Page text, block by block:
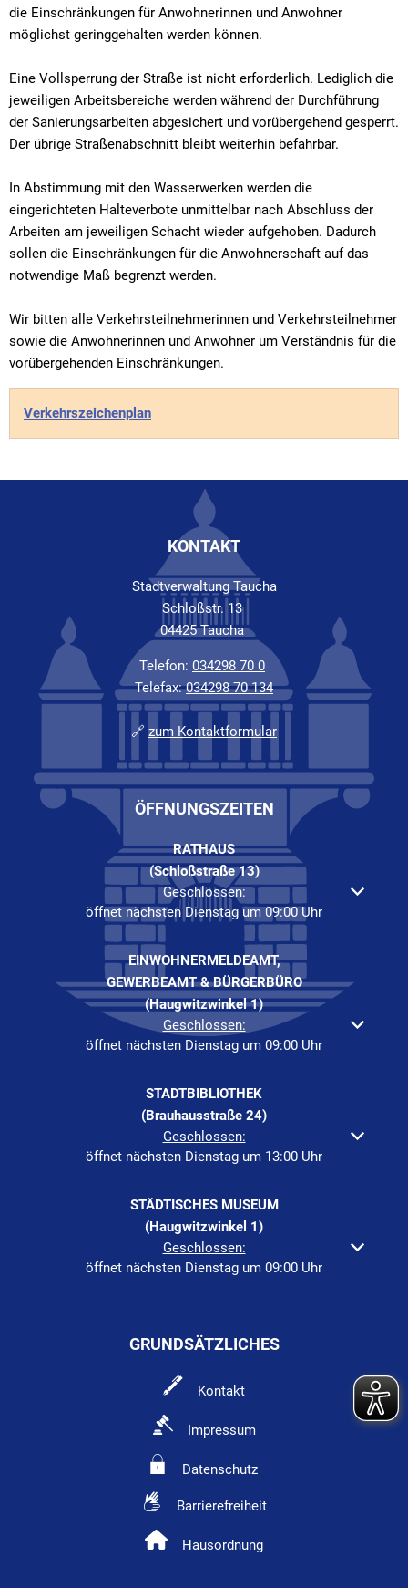
die Einschränkungen für Anwohnerinnen und Anwohner
möglichst geringgehalten werden können.
Eine Vollsperrung der Straße ist nicht erforderlich. Lediglich die
jeweiligen Arbeitsbereiche werden während der Durchführung
der Sanierungsarbeiten abgesichert und vorübergehend gesperrt.
Der übrige Straßenabschnitt bleibt weiterhin befahrbar.
In Abstimmung mit den Wasserwerken werden die
eingerichteten Halteverbote unmittelbar nach Abschluss der
Arbeiten am jeweiligen Schacht wieder aufgehoben. Dadurch
sollen die Einschränkungen für die Anwohnerschaft auf das
notwendige Maß begrenzt werden.
Wir bitten alle Verkehrsteilnehmerinnen und Verkehrsteilnehmer
sowie die Anwohnerinnen und Anwohner um Verständnis für die
vorübergehenden Einschränkungen.
Verkehrszeichenplan
KONTAKT
Stadtverwaltung Taucha
Schloßstr. 13
04425 Taucha
Telefon: 034298 70 0
Telefax:034298 70 134
🔗 zum Kontaktformular
ÖFFNUNGSZEITEN
RATHAUS
(Schloßstraße 13)
Klicken, um weitere Öffnungs- oder Schließzeiten
Geschlossen:
öffnet nächsten Dienstag um 09:00 Uhr
EINWOHNERMELDEAMT,
GEWERBEAMT & BÜRGERBÜRO
(Haugwitzwinkel 1)
Klicken, um weitere Öffnungs- oder Schließzeiten
Geschlossen:
öffnet nächsten Dienstag um 09:00 Uhr
STADTBIBLIOTHEK
(Brauhausstraße 24)
Klicken, um weitere Öffnungs- oder Schließzeiten
Geschlossen:
öffnet nächsten Dienstag um 13:00 Uhr
STÄDTISCHES MUSEUM
(Haugwitzwinkel 1)
Klicken, um weitere Öffnungs- oder Schließzeiten
Geschlossen:
öffnet nächsten Dienstag um 09:00 Uhr
GRUNDSÄTZLICHES
Kontakt
Impressum
Datenschutz
Barrierefreiheit
Hausordnung